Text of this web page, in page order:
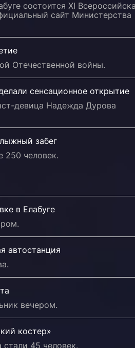
состоится XI
сайт Министерства
Отечественной войны.
сенсационное открытие
девица Надежда Дурова
забег
250 человек.
в Елабуге
автостанция
вечером.
костер»
стали 45 человек.